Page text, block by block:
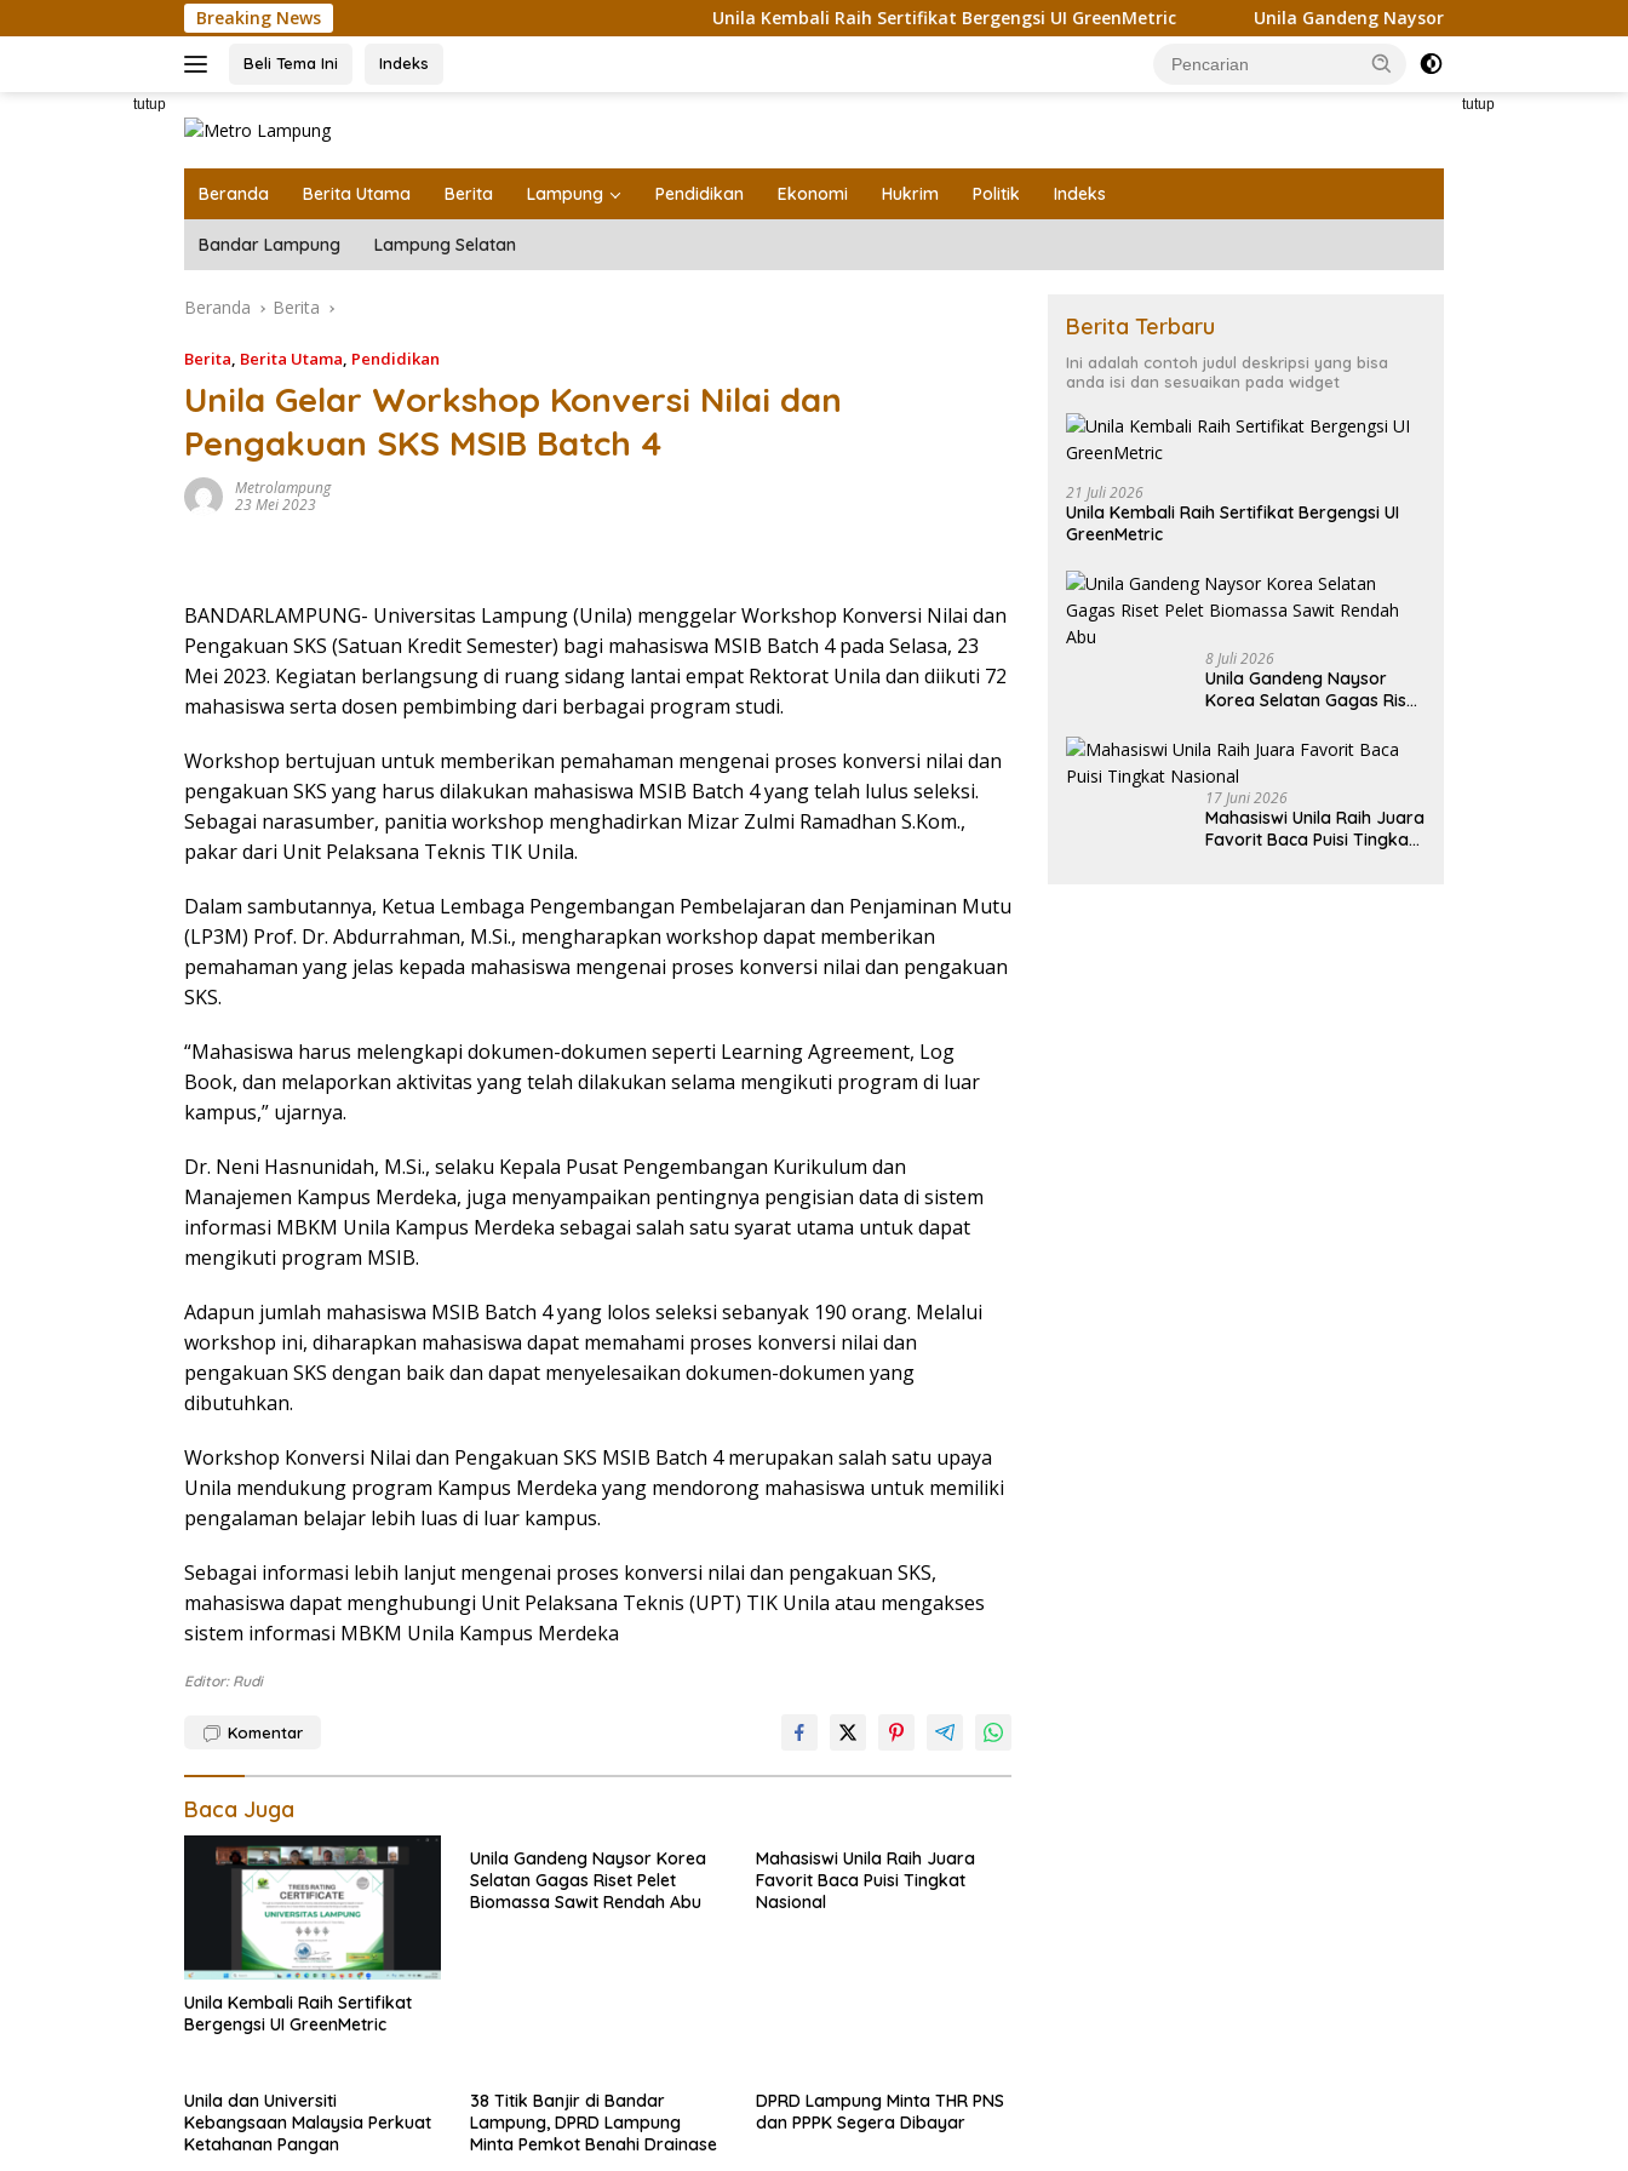
ke
Breaking News Unila Kembali Raih Sertifikat Bergengsi UI GreenMetric Unila Gandeng Naysor Korea Selatan Gagas
Beli Tema Ini Indeks
tutup tutup
Beranda Berita Utama Berita Lampung Pendidikan Ekonomi Hukrim Politik Indeks
Bandar Lampung Lampung Selatan
Beranda Berita
Berita, Berita Utama, Pendidikan
Unila Gelar Workshop Konversi Nilai dan
Pengakuan SKS MSIB Batch 4
Metrolampung
23 Mei 2023
BANDARLAMPUNG- Universitas Lampung (Unila) menggelar Workshop Konversi Nilai dan
Pengakuan SKS (Satuan Kredit Semester) bagi mahasiswa MSIB Batch 4 pada Selasa, 23
Mei 2023. Kegiatan berlangsung di ruang sidang lantai empat Rektorat Unila dan diikuti 72
mahasiswa serta dosen pembimbing dari berbagai program studi.
Workshop bertujuan untuk memberikan pemahaman mengenai proses konversi nilai dan
pengakuan SKS yang harus dilakukan mahasiswa MSIB Batch 4 yang telah lulus seleksi.
Sebagai narasumber, panitia workshop menghadirkan Mizar Zulmi Ramadhan S.Kom.,
pakar dari Unit Pelaksana Teknis TIK Unila.
Dalam sambutannya, Ketua Lembaga Pengembangan Pembelajaran dan Penjaminan Mutu
(LP3M) Prof. Dr. Abdurrahman, M.Si., mengharapkan workshop dapat memberikan
pemahaman yang jelas kepada mahasiswa mengenai proses konversi nilai dan pengakuan
SKS.
“Mahasiswa harus melengkapi dokumen-dokumen seperti Learning Agreement, Log
Book, dan melaporkan aktivitas yang telah dilakukan selama mengikuti program di luar
kampus,” ujarnya.
Dr. Neni Hasnunidah, M.Si., selaku Kepala Pusat Pengembangan Kurikulum dan
Manajemen Kampus Merdeka, juga menyampaikan pentingnya pengisian data di sistem
informasi MBKM Unila Kampus Merdeka sebagai salah satu syarat utama untuk dapat
mengikuti program MSIB.
Adapun jumlah mahasiswa MSIB Batch 4 yang lolos seleksi sebanyak 190 orang. Melalui
workshop ini, diharapkan mahasiswa dapat memahami proses konversi nilai dan
pengakuan SKS dengan baik dan dapat menyelesaikan dokumen-dokumen yang
dibutuhkan.
Workshop Konversi Nilai dan Pengakuan SKS MSIB Batch 4 merupakan salah satu upaya
Unila mendukung program Kampus Merdeka yang mendorong mahasiswa untuk memiliki
pengalaman belajar lebih luas di luar kampus.
Sebagai informasi lebih lanjut mengenai proses konversi nilai dan pengakuan SKS,
mahasiswa dapat menghubungi Unit Pelaksana Teknis (UPT) TIK Unila atau mengakses
sistem informasi MBKM Unila Kampus Merdeka
Editor: Rudi
Komentar
Baca Juga
Unila Kembali Raih Sertifikat
Bergengsi UI GreenMetric
Unila Gandeng Naysor Korea
Selatan Gagas Riset Pelet
Biomassa Sawit Rendah Abu
Mahasiswi Unila Raih Juara
Favorit Baca Puisi Tingkat
Nasional
Unila dan Universiti
Kebangsaan Malaysia Perkuat
Ketahanan Pangan
38 Titik Banjir di Bandar
Lampung, DPRD Lampung
Minta Pemkot Benahi Drainase
DPRD Lampung Minta THR PNS
dan PPPK Segera Dibayar
Berita Terbaru
Ini adalah contoh judul deskripsi yang bisa
anda isi dan sesuaikan pada widget
21 Juli 2026
Unila Kembali Raih Sertifikat Bergengsi UI
GreenMetric
8 Juli 2026
Unila Gandeng Naysor
Korea Selatan Gagas Riset
Rendah Abu
17 Juni 2026
Mahasiswi Unila Raih Juara
Favorit Baca Puisi Tingkat